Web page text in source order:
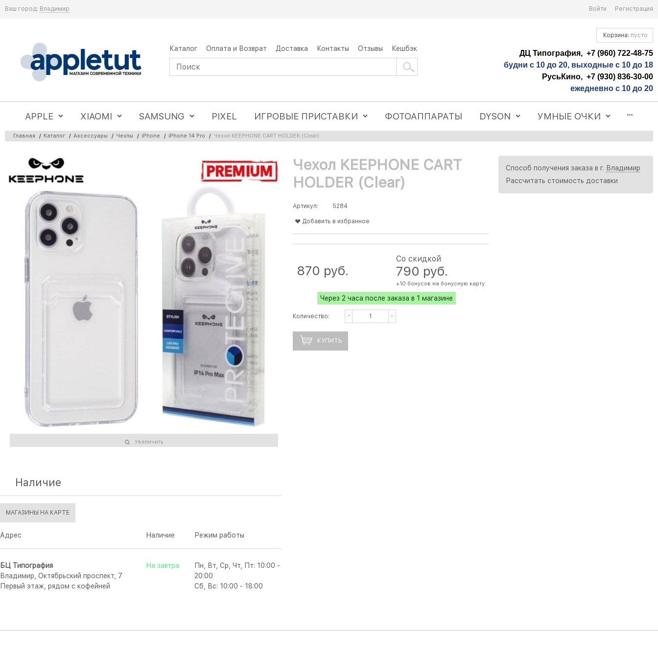
Ваш город: Владимир Войти Регистрация
Каталог Оплата и Возврат Доставка Контакты Отзывы Кешбэк
Корзина: пусто
ДЦ Типография, +7 (960) 722-48-75
будни с 10 до 20, выходные с 10 до 18
РусьКино, +7 (930) 836-30-00
ежедневно с 10 до 20
APPLE XIAOMI SAMSUNG PIXEL ИГРОВЫЕ ПРИСТАВКИ ФОТОАППАРАТЫ DYSON УМНЫЕ ОЧКИ
Главная / Каталог / Аксессуары / Чехлы / iPhone / iPhone 14 Pro / Чехол KEEPHONE CART HOLDER (Clear)
Увеличить
Чехол KEEPHONE CART
HOLDER (Clear)
Артикул: 5284
Добавить в избранное
790 руб.
+10 бонусов на бонусную карту
Со скидкой
870 руб.
Через 2 часа после заказа в 1 магазине
Количество:
КУПИТЬ
Способ получения заказа в г. Владимир
Рассчитать стоимость доставки
Наличие
МАГАЗИНЫ НА КАРТЕ
Адрес Наличие Режим работы
БЦ Типография
Владимир, Октябрьский проспект, 7
Первый этаж, рядом с кофейней
На завтра
Пн, Вт, Ср, Чт, Пт: 10:00 -
20:00
Сб, Вс: 10:00 - 18:00